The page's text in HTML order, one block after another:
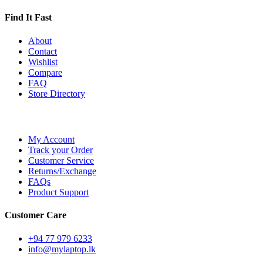
Find It Fast
About
Contact
Wishlist
Compare
FAQ
Store Directory
My Account
Track your Order
Customer Service
Returns/Exchange
FAQs
Product Support
Customer Care
+94 77 979 6233
info@mylaptop.lk